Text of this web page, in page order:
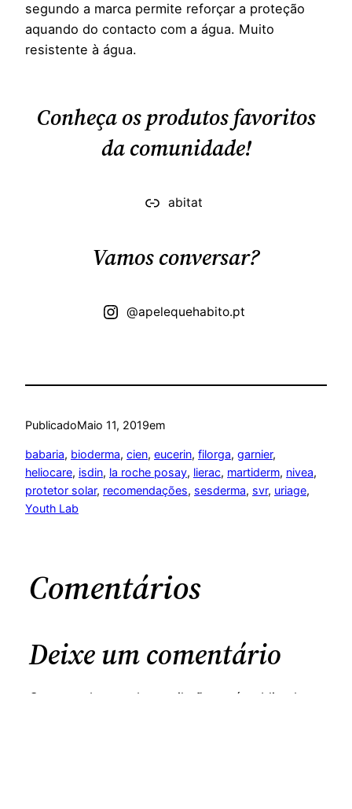
segundo a marca permite reforçar a proteção
aquando do contacto com a água. Muito
resistente à água.
Conheça os produtos favoritos
da comunidade!
abitat
Vamos conversar?
@apelequehabito.pt
PublicadoMaio 11, 2019em
babaria, bioderma, cien, eucerin, filorga, garnier
heliocare, isdin, la roche posay, lierac, martiderm, nivea
protetor solar, recomendações, sesderma, svr, uriage
Youth Lab
Comentários
Deixe um comentário
O seu endereço de email não será publicado.